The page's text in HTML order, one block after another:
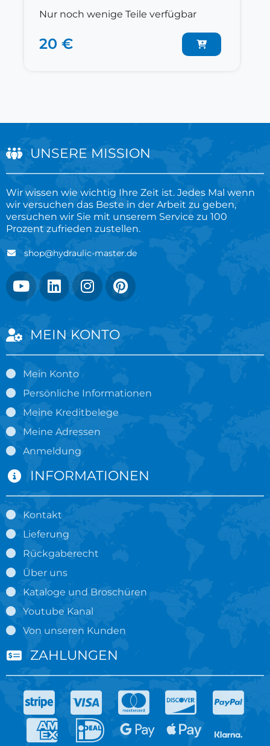
Nur noch wenige Teile verfügbar
20 €
UNSERE MISSION
Wir wissen wie wichtig Ihre Zeit ist. Jedes Mal wenn
wir versuchen das Beste in der Arbeit zu geben,
versuchen wir Sie mit unserem Service zu 100
Prozent zufrieden zustellen.
shop@hydraulic-master.de
MEIN KONTO
Mein Konto
Persönliche Informationen
Meine Kreditbelege
Meine Adressen
Anmeldung
INFORMATIONEN
Kontakt
Lieferung
Rückgaberecht
Über uns
Kataloge und Broschüren
Youtube Kanal
Von unseren Kunden
ZAHLUNGEN